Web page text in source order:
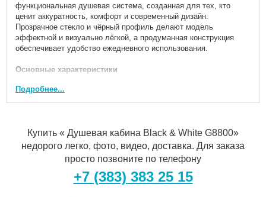
функциональная душевая система, созданная для тех, кто
ценит аккуратность, комфорт и современный дизайн.
Прозрачное стекло и чёрный профиль делают модель
эффектной и визуально лёгкой, а продуманная конструкция
обеспечивает удобство ежедневного использования.
Основные характеристики
Размеры: 110 × 80 × 217 см
Форма: прямоугольная
Тип дверей: раздвижные
Ориентация: универсальная (подходит для установки слева
или справа)
: 2 года
Подробнее...
Купить « Душевая кабина Black & White G8800»
недорого легко, фото, видео, доставка. Для заказа
просто позвоните по телефону
+7 (383) 383 25 15